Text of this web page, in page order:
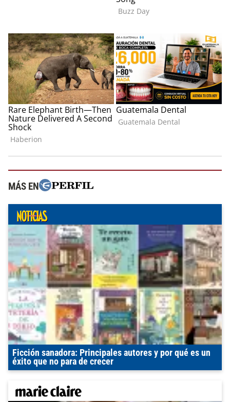
MÁS EN
Ficción sanadora: Principales autores y por qué es un
éxito que no para de crecer